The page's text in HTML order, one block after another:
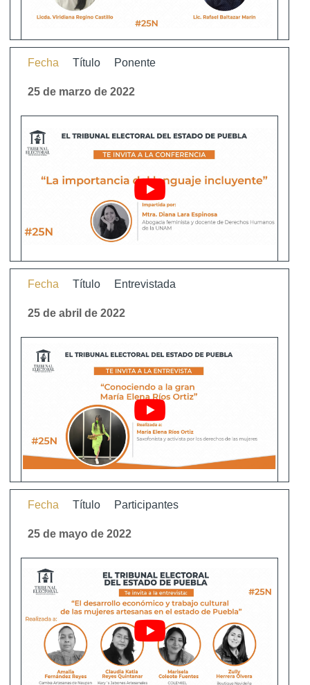
Fecha Título Ponente
25 de marzo de 2022
Fecha Título Entrevistada
25 de abril de 2022
Fecha Título Participantes
25 de mayo de 2022